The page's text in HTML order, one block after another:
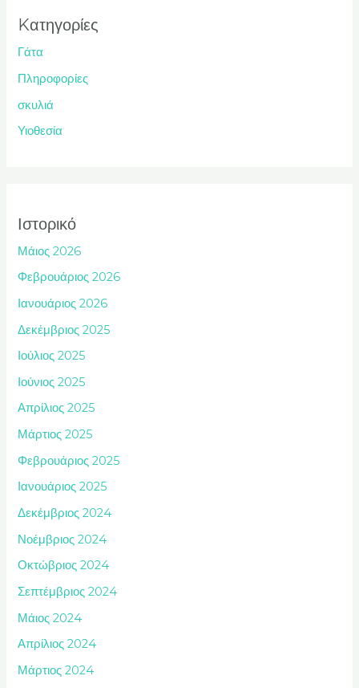
Kατηγορίες
Γάτα
Πληροφορίες
σκυλιά
Υιοθεσία
Ιστορικό
Μάιος 2026
Φεβρουάριος 2026
Ιανουάριος 2026
Δεκέμβριος 2025
Ιούλιος 2025
Ιούνιος 2025
Απρίλιος 2025
Μάρτιος 2025
Φεβρουάριος 2025
Ιανουάριος 2025
Δεκέμβριος 2024
Νοέμβριος 2024
Οκτώβριος 2024
Σεπτέμβριος 2024
Μάιος 2024
Απρίλιος 2024
Μάρτιος 2024